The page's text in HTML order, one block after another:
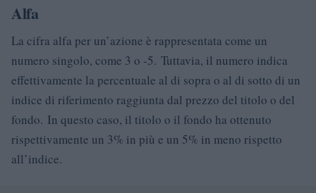
Alfa
La cifra alfa per un’azione è rappresentata come un
numero singolo, come 3 o -5. Tuttavia, il numero indica
effettivamente la percentuale al di sopra o al di sotto di un
indice di riferimento raggiunta dal prezzo del titolo o del
fondo. In questo caso, il titolo o il fondo ha ottenuto
rispettivamente un 3% in più e un 5% in meno rispetto
all’indice.